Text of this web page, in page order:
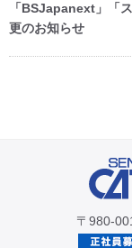
「BSJapanext」「
更のお知らせ
〒980-